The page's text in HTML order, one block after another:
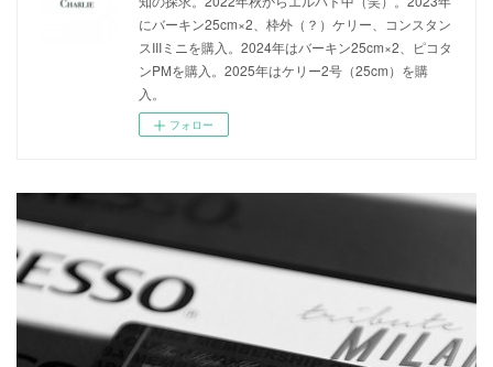
にバーキン25cm×2、枠外（？）ケリー、コンスタン
スIIIミニを購入。2024年はバーキン25cm×2、ピコタ
ンPMを購入。2025年はケリー2号（25cm）を購
入。
フォロー